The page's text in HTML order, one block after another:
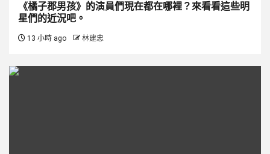
《橘子郡男孩》的演員們現在都在哪裡？來看看這些明
星們的近況吧。
13 小時 ago 林建忠